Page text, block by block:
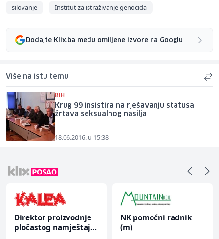
silovanje Institut za istraživanje genocida
Dodajte Klix.ba među omiljene izvore na Googlu
Više na istu temu
BIH
Krug 99 insistira na rješavanju statusa
žrtava seksualnog nasilja
18.06.2016. u 15:38
Direktor proizvodnje
pločastog namještaja
NK pomoćni radnik
(m)